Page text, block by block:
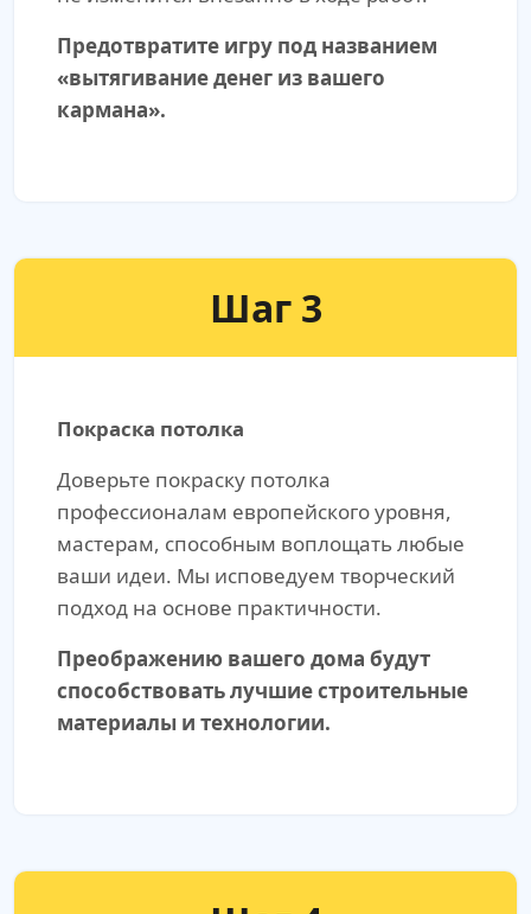
Предотвратите игру под названием
«вытягивание денег из вашего
кармана».
Шаг 3
Покраска потолка
Доверьте покраску потолка
профессионалам европейского уровня,
мастерам, способным воплощать любые
ваши идеи. Мы исповедуем творческий
подход на основе практичности.
Преображению вашего дома будут
способствовать лучшие строительные
материалы и технологии.